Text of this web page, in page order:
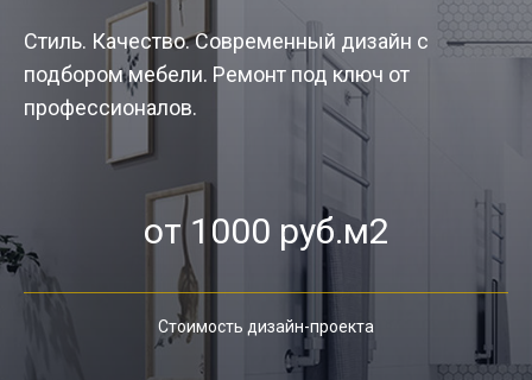
Стиль. Качество. Современный дизайн с
подбором мебели. Ремонт под ключ от
профессионалов.
от 1000 руб.м2
Стоимость дизайн-проекта